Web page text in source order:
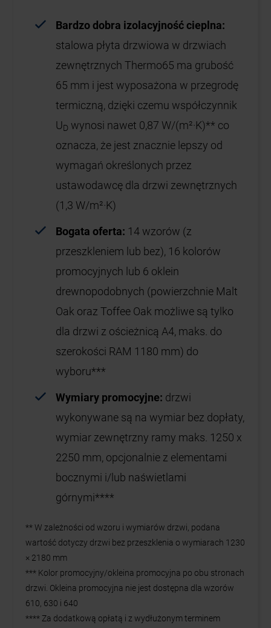
Bardzo dobra izolacyjność cieplna:
stalowa płyta drzwiowa w drzwiach
zewnętrznych Thermo65 ma grubość
65 mm i jest wyposażona w przegrodę
termiczną, dzięki czemu współczynnik
UD wynosi nawet 0,87 W/(m²·K)** co
oznacza, że jest znacznie lepszy od
wymagań określonych przez
ustawodawcę dla drzwi zewnętrznych
(1,3 W/m²·K)
Bogata oferta: 14 wzorów (z
przeszkleniem lub bez), 16 kolorów
promocyjnych lub 6 oklein
drewnopodobnych (powierzchnie Malt
Oak oraz Toffee Oak możliwe są tylko
dla drzwi z ościeżnicą A4, maks. do
szerokości RAM 1180 mm) do
wyboru***
Wymiary promocyjne: drzwi
wykonywane są na wymiar bez dopłaty,
wymiar zewnętrzny ramy maks. 1250 x
2250 mm, opcjonalnie z elementami
bocznymi i/lub naświetlami
górnymi****
** W zależności od wzoru i wymiarów drzwi, podana
wartość dotyczy drzwi bez przeszklenia o wymiarach 1230
× 2180 mm
*** Kolor promocyjny/okleina promocyjna po obu stronach
drzwi. Okleina promocyjna nie jest dostępna dla wzorów
610, 630 i 640
**** Za dodatkową opłatą i z wydłużonym terminem